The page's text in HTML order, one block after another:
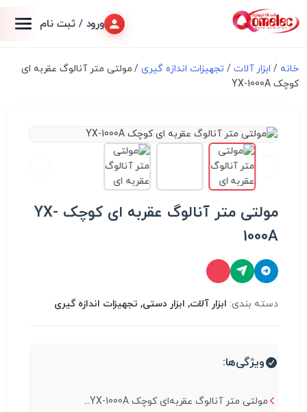
ورود / ثبت نام
خانه / ابزار آلات/ تجهیزات اندازه گیری/ مولتی متر آنالوگ عقربه ای
کوچک YX-1000A
مولتی متر آنالوگ عقربه ای کوچک YX-
1000A
دسته بندی: ابزار آلات, ابزار دستی, تجهیزات اندازه گیری
ویژگی‌ها:
مولتی متر آنالوگ عقربه‌ای کوچک YX-1000A...